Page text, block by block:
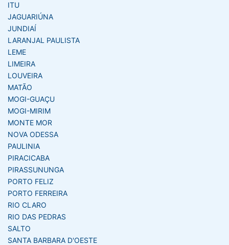
ITU
JAGUARIÚNA
JUNDIAÍ
LARANJAL PAULISTA
LEME
LIMEIRA
LOUVEIRA
MATÃO
MOGI-GUAÇU
MOGI-MIRIM
MONTE MOR
NOVA ODESSA
PAULINIA
PIRACICABA
PIRASSUNUNGA
PORTO FELIZ
PORTO FERREIRA
RIO CLARO
RIO DAS PEDRAS
SALTO
SANTA BARBARA D'OESTE